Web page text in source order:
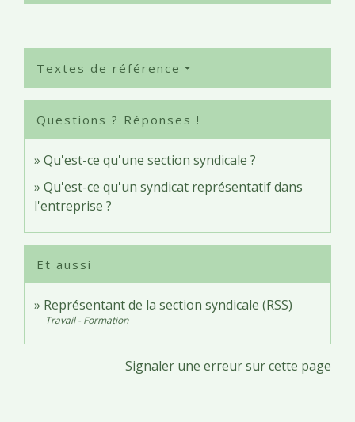
Textes de référence
Questions ? Réponses !
Qu'est-ce qu'une section syndicale ?
Qu'est-ce qu'un syndicat représentatif dans
l'entreprise ?
Et aussi
Représentant de la section syndicale (RSS)
Travail - Formation
Signaler une erreur sur cette page